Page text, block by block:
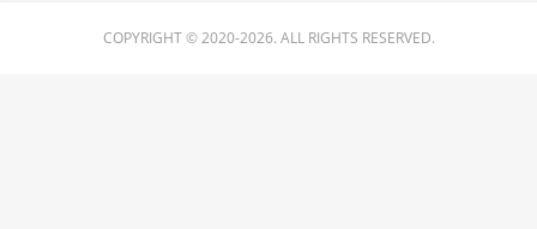
COPYRIGHT © 2020-2026. ALL RIGHTS RESERVED.